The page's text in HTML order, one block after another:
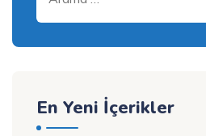
En Yeni İçerikler